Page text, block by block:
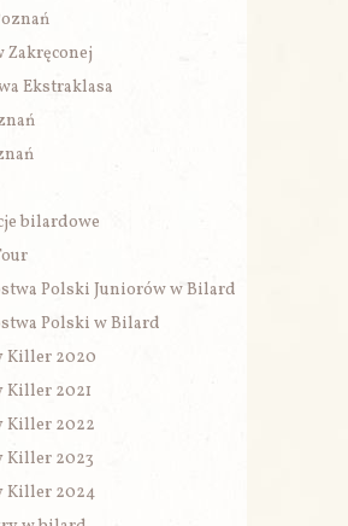
Zakręconej
Ekstraklasa
bilardowe
Polski Juniorów w Bilard
Polski w Bilard
Killer 2020
Killer 2021
Killer 2022
Killer 2023
Killer 2024